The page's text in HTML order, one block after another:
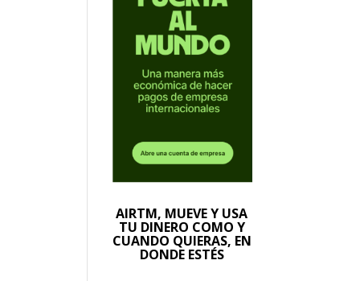
AIRTM, MUEVE Y USA
TU DINERO COMO Y
CUANDO QUIERAS, EN
DONDE ESTÉS